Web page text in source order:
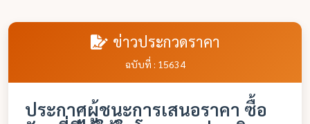
ข่าวประกวดราคา
ฉบับที่ : 15634
ประกาศผู้ชนะการเสนอราคา ซื้อ